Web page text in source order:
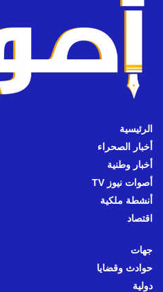
الرئيسية
أخبار الصحراء
أخبار وطنية
أصوات نيوز TV
أنشطة ملكية
اقتصاد
جهات
حوادث وقضايا
دولية